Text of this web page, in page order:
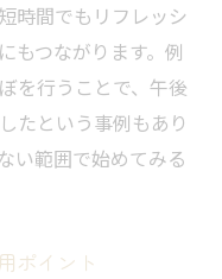
時間でもリフレッシ
もつながります。例
を行うことで、午後
たという事例もあり
い範囲で始めてみる
ポイント